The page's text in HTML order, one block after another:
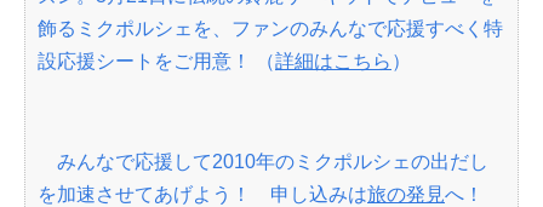
飾るミクポルシェを、ファンのみんなで応援すべく特
設応援シートをご用意！ （詳細はこちら ）
みんなで応援して2010年のミクポルシェの出だし
を加速させてあげよう！ 申し込みは旅の発見へ！